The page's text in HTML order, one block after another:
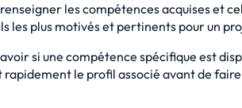
les compétences acquises et
les plus motivés et pertinents pour un
si une compétence spécifique est
le profil associé avant de faire